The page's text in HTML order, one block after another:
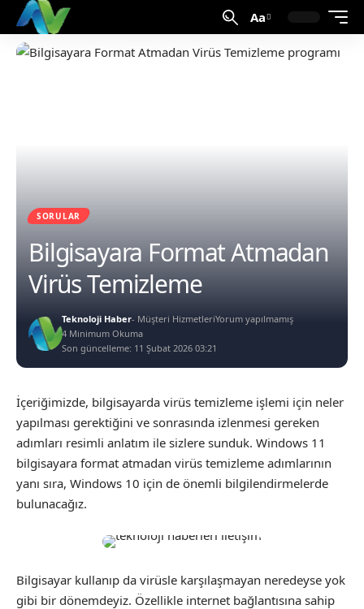
Aa
SORULAR
Bilgisayara Format Atmadan
Virüs Temizleme
Son güncelleme: 11 Şubat 2026 03:21
Teknoloji Haber- Müşteri HizmetleriYorum yapılmamış
4 Minimum Okuma
İçeriğimizde, bilgisayarda virüs temizleme işlemi için neler
yapılması gerektiğini ve sonrasında izlenmesi gereken
adımları resimli anlatım ile sizlere sunduk. Windows 11
bilgisayara format atmadan virüs temizleme adımlarının
yanı sıra, Windows 10 için de önemli bilgilendirmelerde
bulunacağız.
Bilgisayar kullanıp da virüsle karşılaşmayan neredeyse yok
gibi bir dönemdeyiz. Özellikle internet bağlantısına sahip